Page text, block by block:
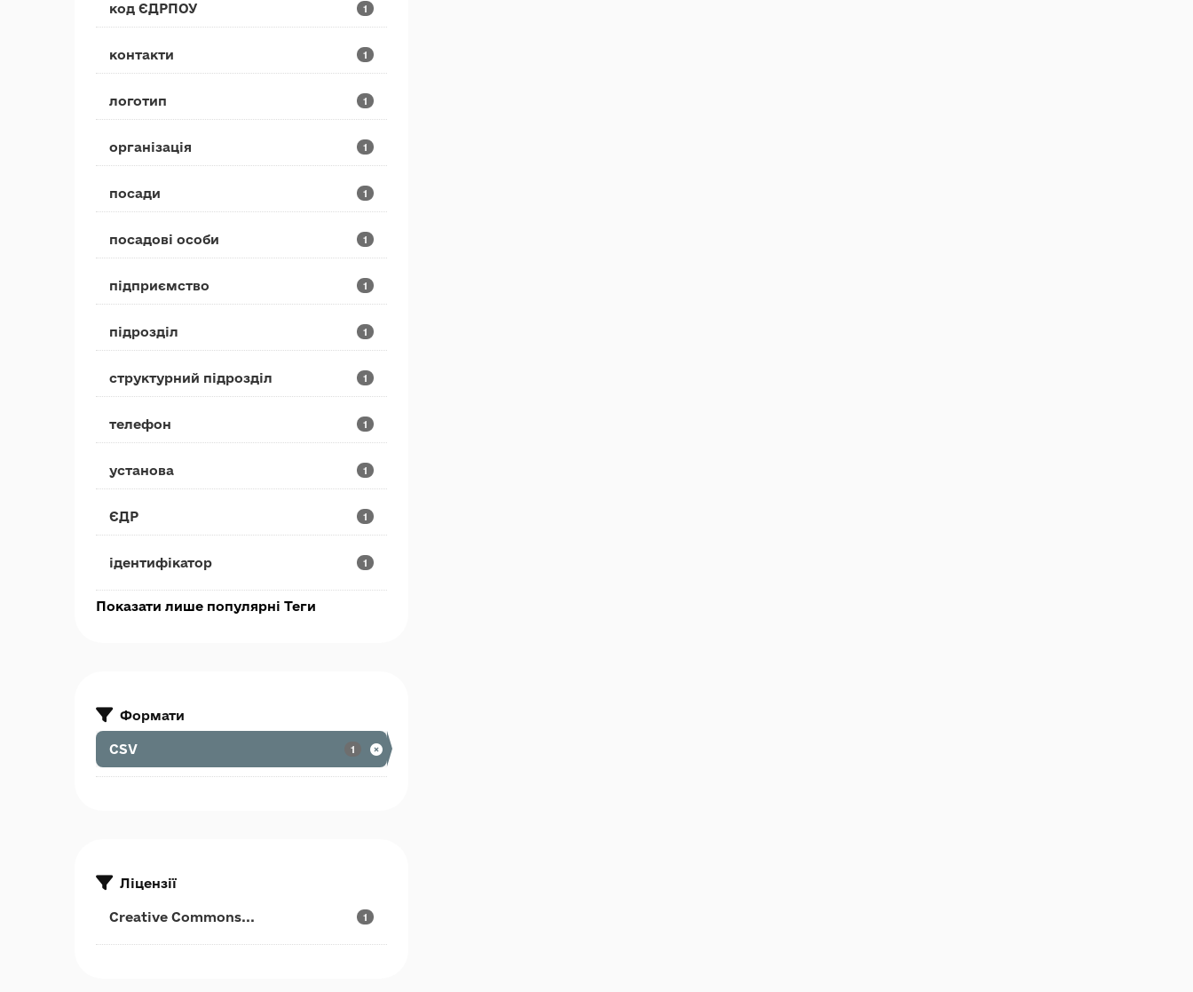
код ЄДРПОУ 1
контакти 1
логотип 1
організація 1
посади 1
посадові особи 1
підприємство 1
підрозділ 1
структурний підрозділ 1
телефон 1
установа 1
ЄДР 1
ідентифікатор 1
Показати лише популярні Теги
Формати
CSV 1
Ліцензії
Creative Commons... 1